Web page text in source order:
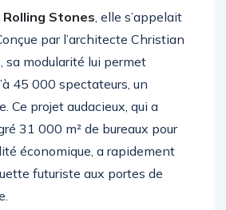
2017 avec trois concerts
Rolling Stones, elle s’appelait
par l’architecte Christian
sa modularité lui permet
45 000 spectateurs, un
Ce projet audacieux, qui a
31 000 m² de bureaux pour
économique, a rapidement
futuriste aux portes de